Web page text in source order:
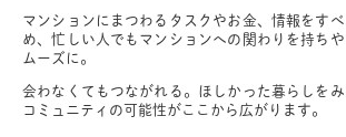
マンションにまつわるタスクやお金、情報をす
め、忙しい人でもマンションへの関わりを持ち
ムーズに。
会わなくてもつながれる。ほしかった暮らしをみ
コミュニティの可能性がここから広がります。